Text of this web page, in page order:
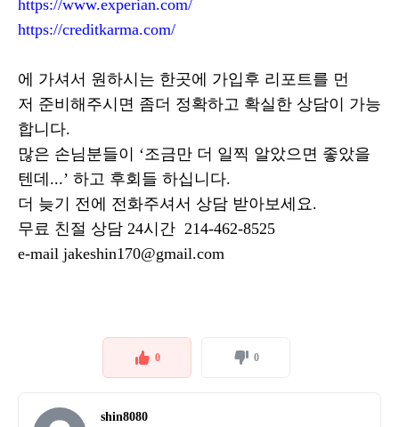
https://www.experian.com/
https://creditkarma.com/
에 가셔서 원하시는 한곳에 가입후 리포트를 먼
저 준비해주시면 좀더 정확하고 확실한 상담이 가능
합니다.
많은 손님분들이 ‘조금만 더 일찍 알았으면 좋았을
텐데...’ 하고 후회들 하십니다.
더 늦기 전에 전화주셔서 상담 받아보세요.
무료 친절 상담 24시간 214-462-8525
e-mail jakeshin170@gmail.com
0 0
shin8080